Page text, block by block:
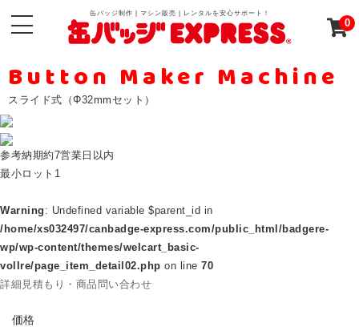
缶バッジ制作 | マシン販売 | レンタルを安心サポート！
0
Button Maker Machine
スライド式（Φ32mmセット）
参考納期約7営業日以内
最小ロット 1
Warning : Undefined variable $parent_id in
/home/xs032497/canbadge-express.com/public_html/badgere-
wp/wp-content/themes/welcart_basic-
vollre/page_item_detail02.php on line 70
詳細見積もり・商品問い合わせ
価格